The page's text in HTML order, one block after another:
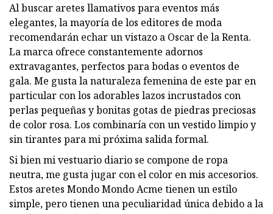
Al buscar aretes llamativos para eventos más
elegantes, la mayoría de los editores de moda
recomendarán echar un vistazo a Oscar de la Renta.
La marca ofrece constantemente adornos
extravagantes, perfectos para bodas o eventos de
gala. Me gusta la naturaleza femenina de este par en
particular con los adorables lazos incrustados con
perlas pequeñas y bonitas gotas de piedras preciosas
de color rosa. Los combinaría con un vestido limpio y
sin tirantes para mi próxima salida formal.
Si bien mi vestuario diario se compone de ropa
neutra, me gusta jugar con el color en mis accesorios.
Estos aretes Mondo Mondo Acme tienen un estilo
simple, pero tienen una peculiaridad única debido a la